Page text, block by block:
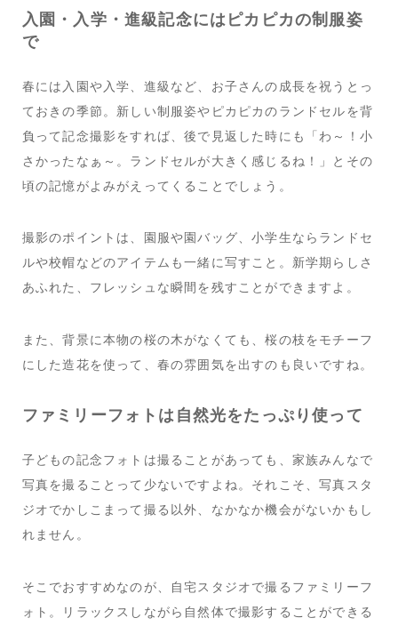
入園・入学・進級記念にはピカピカの制服姿
で
春には入園や入学、進級など、お子さんの成長を祝うとっ
ておきの季節。新しい制服姿やピカピカのランドセルを背
負って記念撮影をすれば、後で見返した時にも「わ～！小
さかったなぁ～。ランドセルが大きく感じるね！」とその
頃の記憶がよみがえってくることでしょう。
撮影のポイントは、園服や園バッグ、小学生ならランドセ
ルや校帽などのアイテムも一緒に写すこと。新学期らしさ
あふれた、フレッシュな瞬間を残すことができますよ。
また、背景に本物の桜の木がなくても、桜の枝をモチーフ
にした造花を使って、春の雰囲気を出すのも良いですね。
ファミリーフォトは自然光をたっぷり使って
子どもの記念フォトは撮ることがあっても、家族みんなで
写真を撮ることって少ないですよね。それこそ、写真スタ
ジオでかしこまって撮る以外、なかなか機会がないかもし
れません。
そこでおすすめなのが、自宅スタジオで撮るファミリーフ
ォト。リラックスしながら自然体で撮影することができる